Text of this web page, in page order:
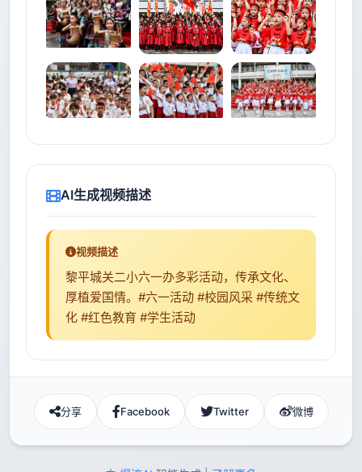
AI生成视频描述
视频描述
黎平城关二小六一办多彩活动，传承文化、
厚植爱国情。#六一活动 #校园风采 #传统文
化 #红色教育 #学生活动
分享 Facebook Twitter 微博